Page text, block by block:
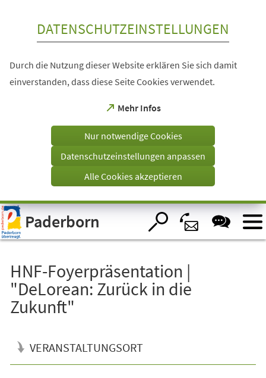
Visuelle
Assistenzsoftware
öffnen.
DATENSCHUTZEINSTELLUNGEN
Durch die Nutzung dieser Website erklären Sie sich damit
einverstanden, dass diese Seite Cookies verwendet.
Mehr Infos
(Öffnet
einem
Tab)
Nur notwendige Cookies
Datenschutzeinstellungen anpassen
Alle Cookies akzeptieren
Paderborn
HNF-Foyerpräsentation |
"DeLorean: Zurück in die
Zukunft"
VERANSTALTUNGSORT